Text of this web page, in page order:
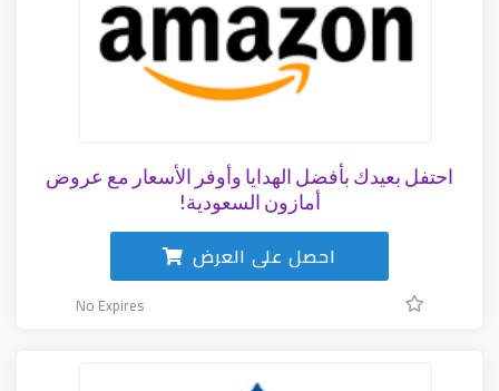
احتفل بعيدك بأفضل الهدايا وأوفر الأسعار مع عروض
أمازون السعودية!
احصل على العرض
No Expires